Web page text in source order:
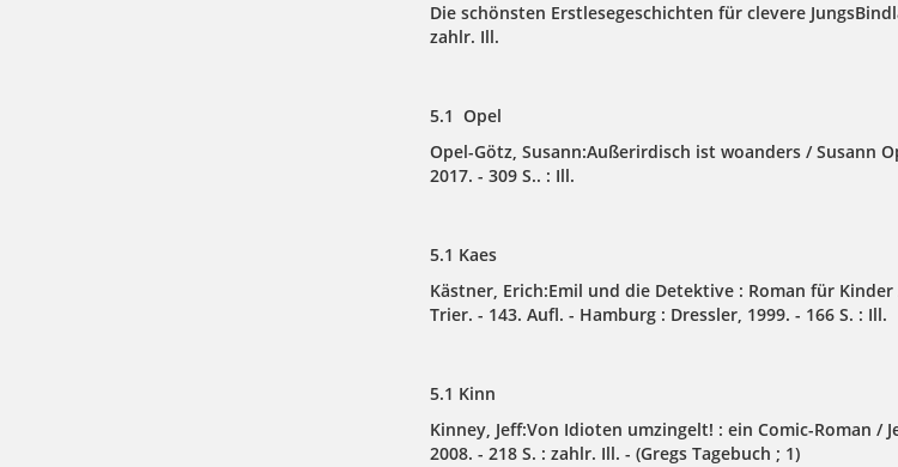
Die schönsten Erstlesegeschichten für clevere
zahlr. Ill.
5.1 Opel
Opel-Götz, Susann:Außerirdisch ist woanders / Susann
2017. - 309 S.. : Ill.
5.1 Kaes
Kästner, Erich:Emil und die Detektive : Roman für
Trier. - 143. Aufl. - Hamburg : Dressler, 1999. - 166 S. : Ill.
5.1 Kinn
Kinney, Jeff:Von Idioten umzingelt! : ein Comic-Roman /
2008. - 218 S. : zahlr. Ill. - (Gregs Tagebuch ; 1)